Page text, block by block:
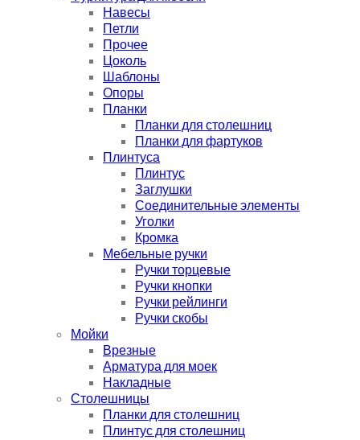
Навесы
Петли
Прочее
Цоколь
Шаблоны
Опоры
Планки
Планки для столешниц
Планки для фартуков
Плинтуса
Плинтус
Заглушки
Соединительные элементы
Уголки
Кромка
Мебельные ручки
Ручки торцевые
Ручки кнопки
Ручки рейлинги
Ручки скобы
Мойки
Врезные
Арматура для моек
Накладные
Столешницы
Планки для столешниц
Плинтус для столешниц